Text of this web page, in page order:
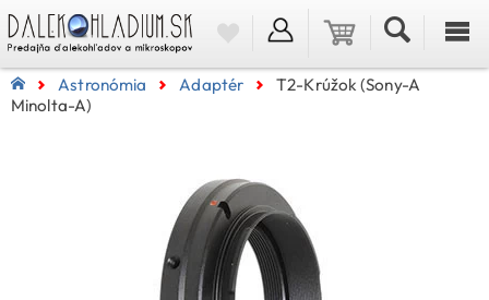
Astronómia Adaptér
T2-Krúžok (Sony-A
Minolta-A)